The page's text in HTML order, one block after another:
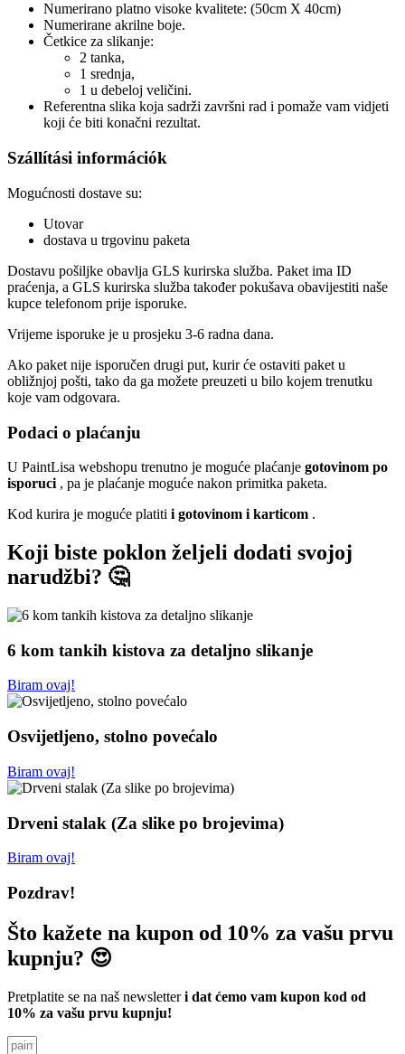
Numerirano platno visoke kvalitete: (50cm X 40cm)
Numerirane akrilne boje.
Četkice za slikanje:
2 tanka,
1 srednja,
1 u debeloj veličini.
Referentna slika koja sadrži završni rad i pomaže vam vidjeti
koji će biti konačni rezultat.
Szállítási információk
Mogućnosti dostave su:
Utovar
dostava u trgovinu paketa
Dostavu pošiljke obavlja GLS kurirska služba. Paket ima ID
praćenja, a GLS kurirska služba također pokušava obavijestiti naše
kupce telefonom prije isporuke.
Vrijeme isporuke je u prosjeku 3-6 radna dana.
Ako paket nije isporučen drugi put, kurir će ostaviti paket u
obližnjoj pošti, tako da ga možete preuzeti u bilo kojem trenutku
koje vam odgovara.
Podaci o plaćanju
U PaintLisa webshopu trenutno je moguće plaćanje gotovinom po
isporuci , pa je plaćanje moguće nakon primitka paketa.
Kod kurira je moguće platiti i gotovinom i karticom .
Koji biste poklon željeli dodati svojoj
narudžbi? 🤔
6 kom tankih kistova za detaljno slikanje
Biram ovaj!
Osvijetljeno, stolno povećalo
Biram ovaj!
Drveni stalak (Za slike po brojevima)
Biram ovaj!
Pozdrav!
Što kažete na kupon od 10% za vašu prvu
kupnju? 😍
Pretplatite se na naš newsletteri dat ćemo vam kupon kod od
10% za vašu prvu kupnju!